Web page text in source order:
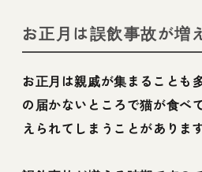
お正月は誤飲事故が増
お正月は親戚が集まることも
の届かないところで猫が食べ
えられてしまうことがあります